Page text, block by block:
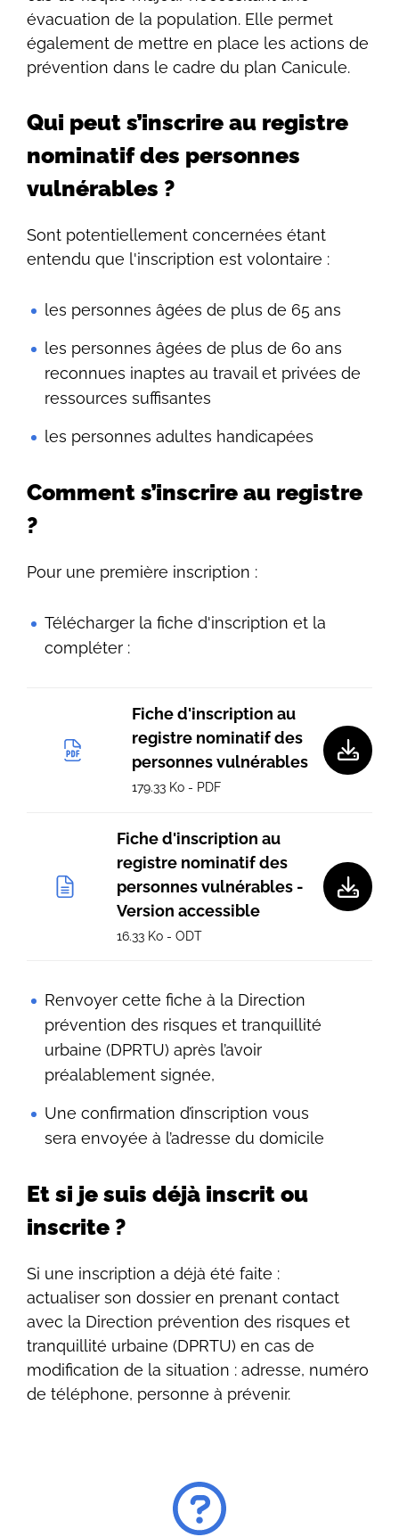
évacuation de la population. Elle permet
également de mettre en place les actions de
prévention dans le cadre du plan Canicule.
Qui peut s’inscrire au registre
nominatif des personnes
vulnérables ?
Sont potentiellement concernées étant
entendu que l'inscription est volontaire :
les personnes âgées de plus de 65 ans
les personnes âgées de plus de 60 ans
reconnues inaptes au travail et privées de
ressources suffisantes
les personnes adultes handicapées
Comment s’inscrire au registre
?
Pour une première inscription :
Télécharger la fiche d'inscription et la
compléter :
Fiche d'inscription au
registre nominatif des
personnes vulnérables
179.33 Ko - PDF
Fiche d'inscription au
registre nominatif des
personnes vulnérables -
Version accessible
16.33 Ko - ODT
Renvoyer cette fiche à la Direction
prévention des risques et tranquillité
urbaine (DPRTU) après l’avoir
préalablement signée,
Une confirmation d’inscription vous
sera envoyée à l’adresse du domicile
Et si je suis déjà inscrit ou
inscrite ?
Si une inscription a déjà été faite :
actualiser son dossier en prenant contact
avec la Direction prévention des risques et
tranquillité urbaine (DPRTU) en cas de
modification de la situation : adresse, numéro
de téléphone, personne à prévenir.